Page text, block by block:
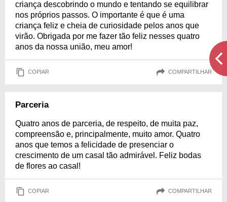
criança descobrindo o mundo e tentando se equilibrar
nos próprios passos. O importante é que é uma
criança feliz e cheia de curiosidade pelos anos que
virão. Obrigada por me fazer tão feliz nesses quatro
anos da nossa união, meu amor!
COPIAR COMPARTILHAR
Parceria
Quatro anos de parceria, de respeito, de muita paz,
compreensão e, principalmente, muito amor. Quatro
anos que temos a felicidade de presenciar o
crescimento de um casal tão admirável. Feliz bodas
de flores ao casal!
COPIAR COMPARTILHAR